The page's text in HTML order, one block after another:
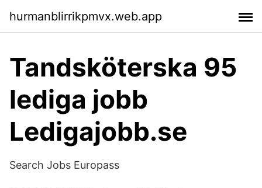
hurmanblirrikpmvx.web.app
Tandsköterska 95
lediga jobb
Ledigajobb.se
Search Jobs Europass